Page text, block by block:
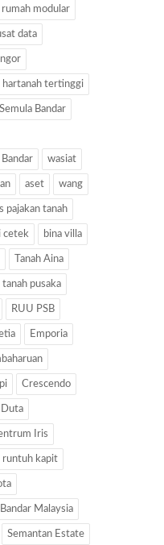
rumah modular
data
hartanah tertinggi
Bandar
wasiat
aset wang
pajakan tanah
cetek bina villa
Tanah Aina
tanah pusaka
RUU PSB
Emporia
Crescendo
Duta
Iris
runtuh kapit
Malaysia
Semantan Estate